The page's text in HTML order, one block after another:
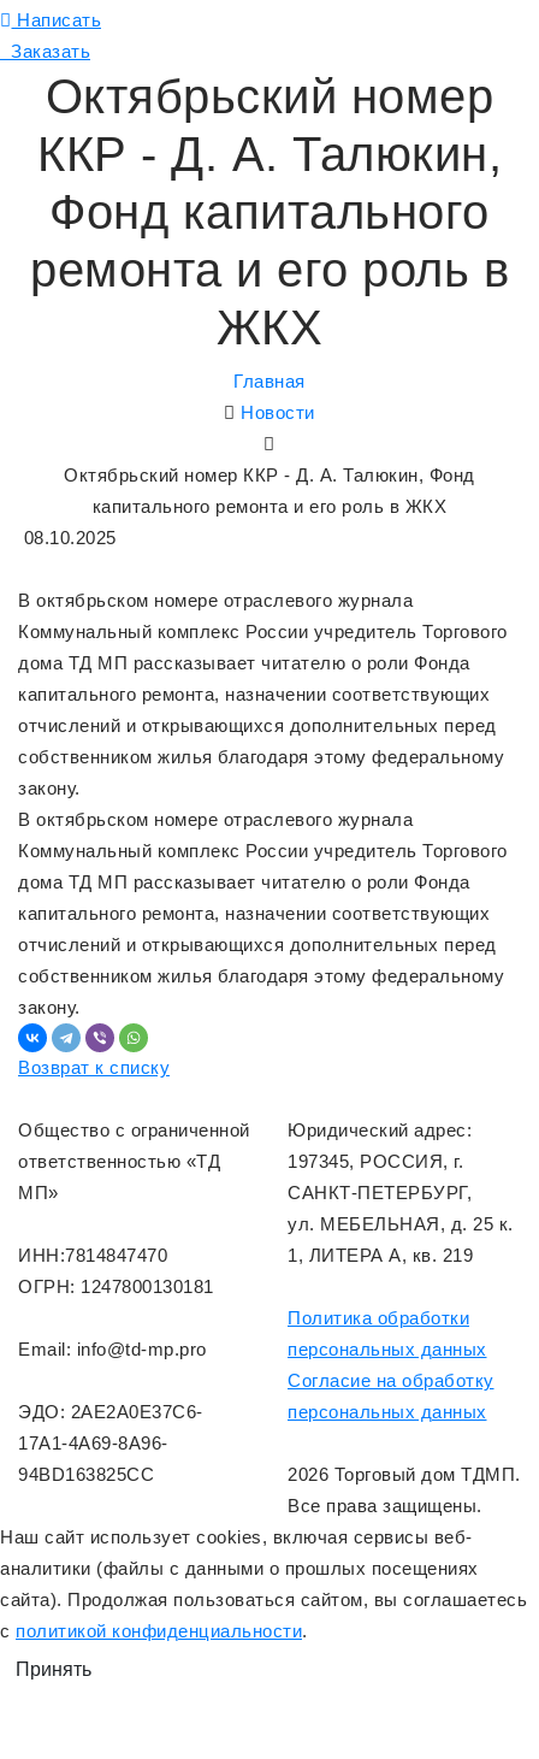
Написать
Заказать
Октябрьский номер
ККР - Д. А. Талюкин,
Фонд капитального
ремонта и его роль в
ЖКХ
Главная
Новости
Октябрьский номер ККР - Д. А. Талюкин, Фонд
капитального ремонта и его роль в ЖКХ
08.10.2025
В октябрьском номере отраслевого журнала
Коммунальный комплекс России учредитель Торгового
дома ТД МП рассказывает читателю о роли Фонда
капитального ремонта, назначении соответствующих
отчислений и открывающихся дополнительных перед
собственником жилья благодаря этому федеральному
закону.
В октябрьском номере отраслевого журнала
Коммунальный комплекс России учредитель Торгового
дома ТД МП рассказывает читателю о роли Фонда
капитального ремонта, назначении соответствующих
отчислений и открывающихся дополнительных перед
собственником жилья благодаря этому федеральному
закону.
Возврат к списку
Общество с ограниченной
ответственностью «ТД
МП»
ИНН:7814847470
ОГРН: 1247800130181
Email: info@td-mp.pro
ЭДО: 2AE2A0E37C6-
17A1-4A69-8A96-
94BD163825CC
Юридический адрес:
197345, РОССИЯ, г.
САНКТ-ПЕТЕРБУРГ,
ул. МЕБЕЛЬНАЯ, д. 25 к.
1, ЛИТЕРА А, кв. 219
Политика обработки
персональных данных
Согласие на обработку
персональных данных
2026 Торговый дом ТДМП.
Все права защищены.
Наш сайт использует cookies, включая сервисы веб-
аналитики (файлы с данными о прошлых посещениях
сайта). Продолжая пользоваться сайтом, вы соглашаетесь
с политикой конфиденциальности.
Принять